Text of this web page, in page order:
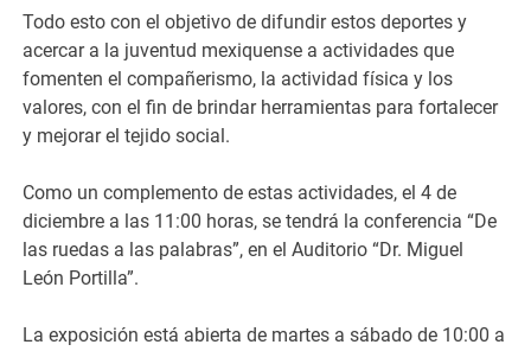
Todo esto con el objetivo de difundir estos deportes y
acercar a la juventud mexiquense a actividades que
fomenten el compañerismo, la actividad física y los
valores, con el fin de brindar herramientas para fortalecer
y mejorar el tejido social.
Como un complemento de estas actividades, el 4 de
diciembre a las 11:00 horas, se tendrá la conferencia “De
las ruedas a las palabras”, en el Auditorio “Dr. Miguel
León Portilla”.
La exposición está abierta de martes a sábado de 10:00 a